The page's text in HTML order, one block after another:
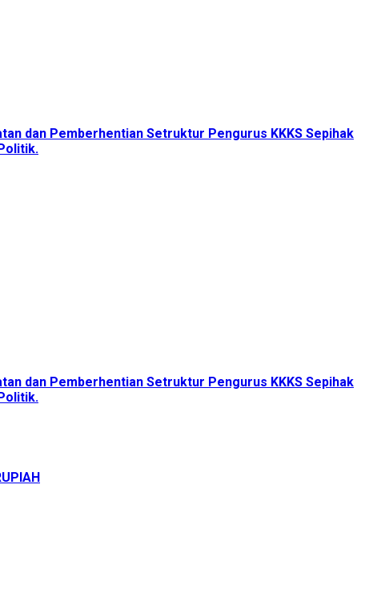
dan Pemberhentian Setruktur Pengurus KKKS Sepihak
dan Pemberhentian Setruktur Pengurus KKKS Sepihak